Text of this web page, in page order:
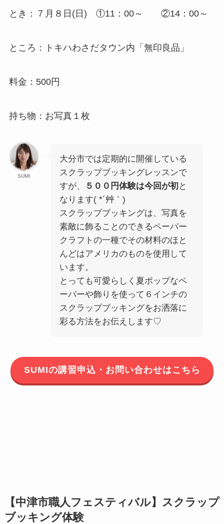
とき：７月８日(日) ①11：00～ ②14：00～
ところ：トキハわさだタウン内「無印良品」
料金：500円
持ち物：お写真１枚
SUMI
大分市では定期的に開催している
スクラップブッキングレッスンで
すが、
５００円体験は今回が初 と
なります( *´艸｀)
スクラップブッキングは、写真を
素敵に飾ることのできるペーパー
クラフトの一種でその材料のほと
んどはアメリカのものを使用して
います。
とっても可愛らしく夏ポップなペ
ーパーや飾りを使って６インチの
スクラップブッキングをお洒落に
彩る方法をお伝えします♡
SUMIの講習申込・お問い合わせはこちら
【中津市職人フェスティバル】スクラップ
ブッキング体験